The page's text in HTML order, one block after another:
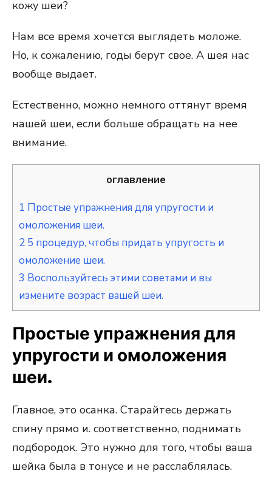
кожу шеи?
Нам все время хочется выглядеть моложе.
Но, к сожалению, годы берут свое. А шея нас
вообще выдает.
Естественно, можно немного оттянут время
нашей шеи, если больше обращать на нее
внимание.
оглавление
1 Простые упражнения для упругости и
омоложения шеи.
2 5 процедур, чтобы придать упругость и
омоложение шеи.
3 Воспользуйтесь этими советами и вы
измените возраст вашей шеи.
Простые упражнения для
упругости и омоложения
шеи.
Главное, это осанка. Старайтесь держать
спину прямо и. соответственно, поднимать
подбородок. Это нужно для того, чтобы ваша
шейка была в тонусе и не расслаблялась.